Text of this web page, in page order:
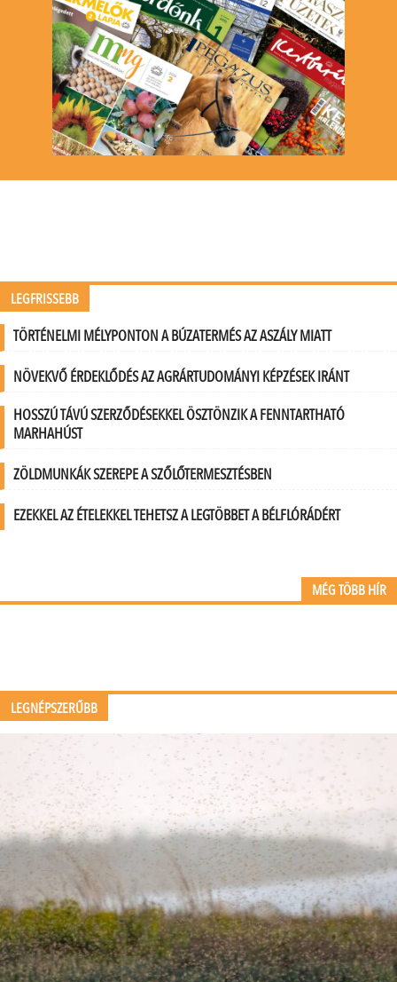
LEGFRISSEBB
TÖRTÉNELMI MÉLYPONTON A BÚZATERMÉS AZ ASZÁLY MIATT
NÖVEKVŐ ÉRDEKLŐDÉS AZ AGRÁRTUDOMÁNYI KÉPZÉSEK IRÁNT
HOSSZÚ TÁVÚ SZERZŐDÉSEKKEL ÖSZTÖNZIK A FENNTARTHATÓ
MARHAHÚST
ZÖLDMUNKÁK SZEREPE A SZŐLŐTERMESZTÉSBEN
EZEKKEL AZ ÉTELEKKEL TEHETSZ A LEGTÖBBET A BÉLFLÓRÁDÉRT
MÉG TÖBB HÍR
LEGNÉPSZERŰBB